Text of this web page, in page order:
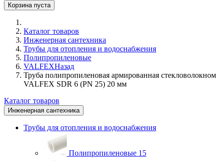
Корзина пуста
Каталог товаров
Инженерная сантехника
Трубы для отопления и водоснабжения
Полипропиленовые
VALFEXНазад
Труба полипропиленовая армированная стекловолокном
VALFEX SDR 6 (PN 25) 20 мм
Каталог товаров
Инженерная сантехника
Трубы для отопления и водоснабжения
Полипропиленовые 15